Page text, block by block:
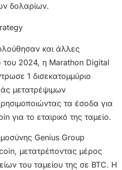
δολαρίων.
και άλλες
του 2024, η Marathon Digital
1 δισεκατομμύριο
μετατρέψιμων
τα έσοδα για
για το εταιρικό της ταμείο.
Genius Group
μετατρέποντας μέρος
του ταμείου της σε BTC. Η